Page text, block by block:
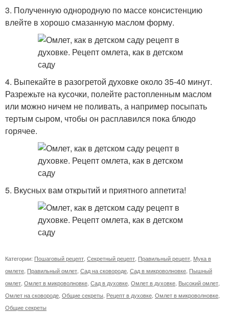
3. Полученную однородную по массе консистенцию
влейте в хорошо смазанную маслом форму.
4. Выпекайте в разогретой духовке около 35-40 минут.
Разрежьте на кусочки, полейте растопленным маслом
или можно ничем не поливать, а например посыпать
тертым сыром, чтобы он расплавился пока блюдо
горячее.
5. Вкусных вам открытий и приятного аппетита!
Категории: Пошаговый рецепт Секретный рецепт Правильный рецепт Мука в
омлете Правильный омлет Сад на сковороде Сад в микроволновке Пышный
омлет Омлет в микроволновке Сад в духовке Омлет в духовке Высокий омлет
Омлет на сковороде Общие секреты Рецепт в духовке Омлет в микроволновке
Общие секреты